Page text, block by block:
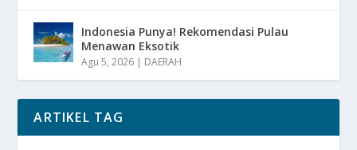
Indonesia Punya! Rekomendasi Pulau
Menawan Eksotik
Agu 5, 2026 | DAERAH
ARTIKEL TAG